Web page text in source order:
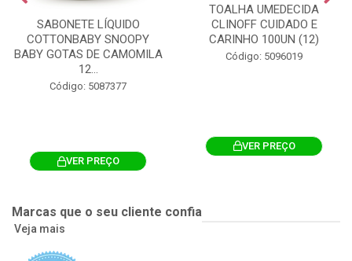
SABONETE LÍQUIDO
COTTONBABY SNOOPY
BABY GOTAS DE CAMOMILA
12...
Código: 5087377
VER PREÇO
TOALHA UMEDECIDA
CLINOFF CUIDADO E
CARINHO 100UN (12)
Código: 5096019
VER PREÇO
Marcas que o seu cliente confia
Veja mais